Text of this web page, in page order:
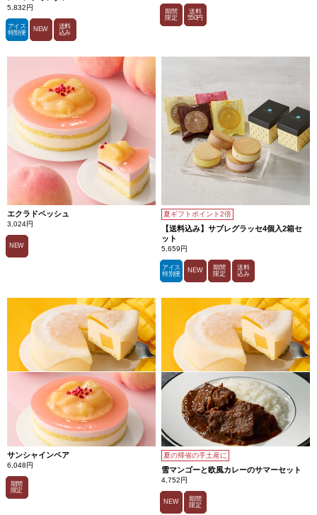
5,832円
アイス
特別便
NEW
送料
込み
期間
限定
送料
550円
エクラドペッシュ
3,024円
NEW
夏ギフトポイント2倍
【送料込み】サブレグラッセ4個入2箱セ
ット
5,659円
アイス
特別便
NEW
期間
限定
送料
込み
サンシャインペア
6,048円
期間
限定
夏の帰省の手土産に
雪マンゴーと欧風カレーのサマーセット
4,752円
NEW
期間
限定